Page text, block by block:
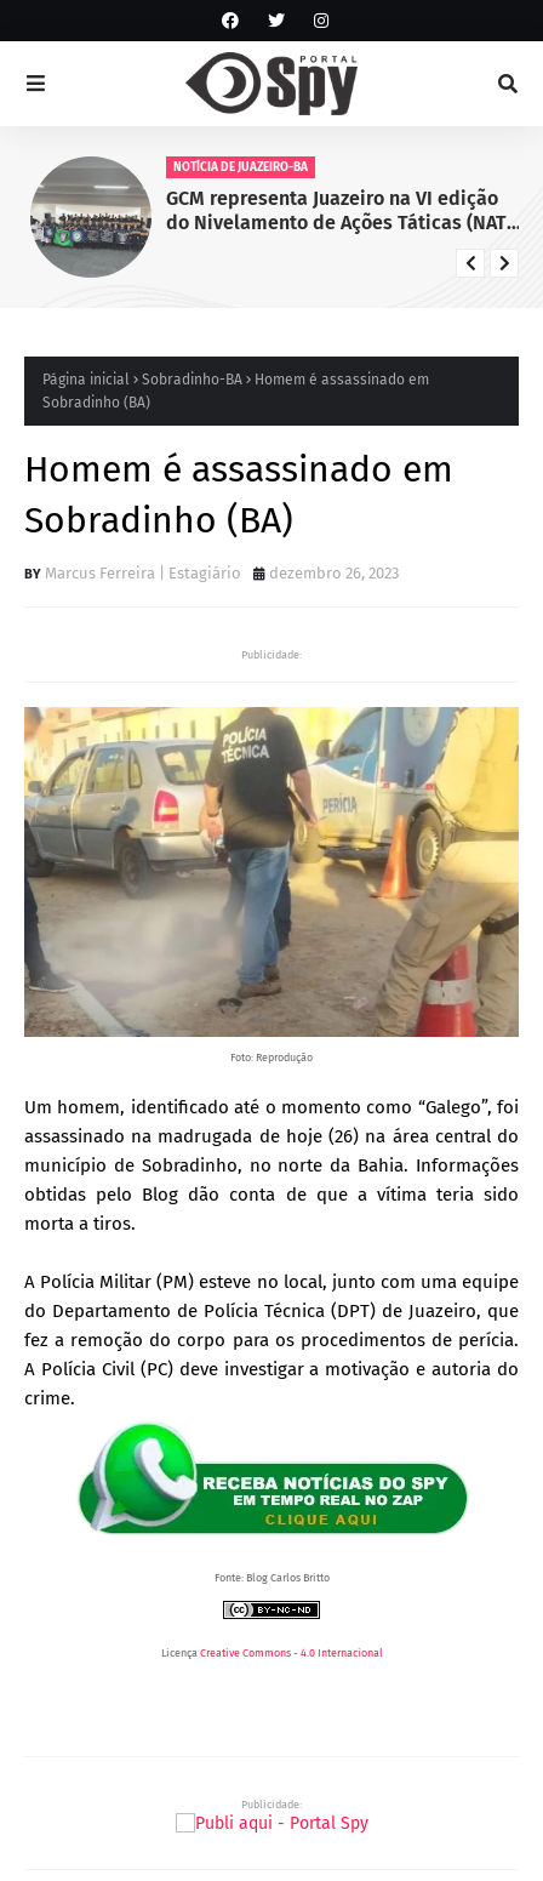
NOTÍCIA DE JUAZEIRO-BA
GCM representa Juazeiro na VI edição
do Nivelamento de Ações Táticas (NAT-
Página inicial Sobradinho-BA
Homem é assassinado em
Sobradinho (BA)
Homem é assassinado em
Sobradinho (BA)
Marcus Ferreira | Estagiário dezembro 26, 2023
Publicidade:
Foto: Reprodução
Um homem, identificado até o momento como “Galego”, foi
assassinado na madrugada de hoje (26) na área central do
município de Sobradinho, no norte da Bahia. Informações
obtidas pelo Blog dão conta de que a vítima teria sido
morta a tiros.
A Polícia Militar (PM) esteve no local, junto com uma equipe
do Departamento de Polícia Técnica (DPT) de Juazeiro, que
fez a remoção do corpo para os procedimentos de perícia.
A Polícia Civil (PC) deve investigar a motivação e autoria do
crime.
Fonte: Blog Carlos Britto
Licença Creative Commons - 4.0 Internacional
Publicidade: